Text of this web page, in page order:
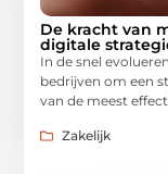
De kracht van
digitale
In de snel
bedrijven om een
van de meest
Zakelijk